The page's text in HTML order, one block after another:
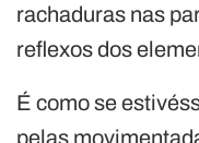
rachaduras nas
reflexos dos
É como se
pelas